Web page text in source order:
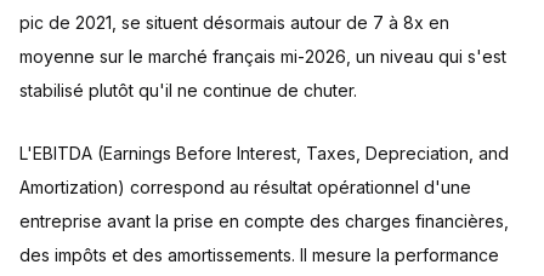
pic de 2021, se situent désormais autour de 7 à 8x en
moyenne sur le marché français mi-2026, un niveau qui s'est
stabilisé plutôt qu'il ne continue de chuter.
L'EBITDA (Earnings Before Interest, Taxes, Depreciation, and
Amortization) correspond au résultat opérationnel d'une
entreprise avant la prise en compte des charges financières,
des impôts et des amortissements. Il mesure la performance